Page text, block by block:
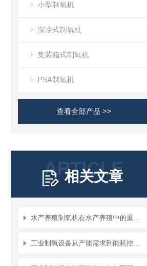
小型制氧机
深冷式制氧机
集装箱式制氧机
PSA制氧机
查看全部产品 >>
ARTICLE
相关文章